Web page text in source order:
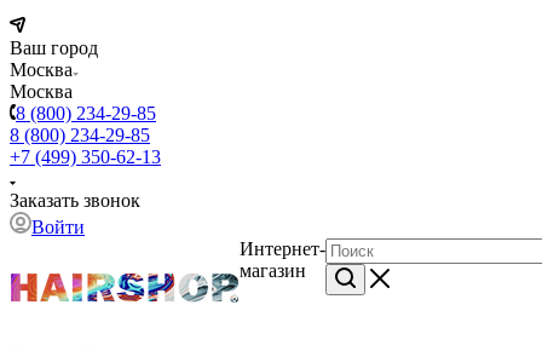
Ваш город
Москва
Москва
8 (800) 234-29-85
8 (800) 234-29-85
+7 (499) 350-62-13
Заказать звонок
Войти
Интернет-
магазин